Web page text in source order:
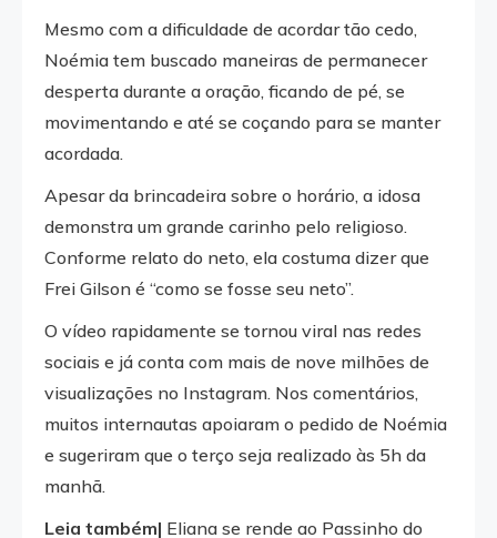
Mesmo com a dificuldade de acordar tão cedo,
Noémia tem buscado maneiras de permanecer
desperta durante a oração, ficando de pé, se
movimentando e até se coçando para se manter
acordada.
Apesar da brincadeira sobre o horário, a idosa
demonstra um grande carinho pelo religioso.
Conforme relato do neto, ela costuma dizer que
Frei Gilson é “como se fosse seu neto”.
O vídeo rapidamente se tornou viral nas redes
sociais e já conta com mais de nove milhões de
visualizações no Instagram. Nos comentários,
muitos internautas apoiaram o pedido de Noémia
e sugeriram que o terço seja realizado às 5h da
manhã.
Leia também| Eliana se rende ao Passinho do